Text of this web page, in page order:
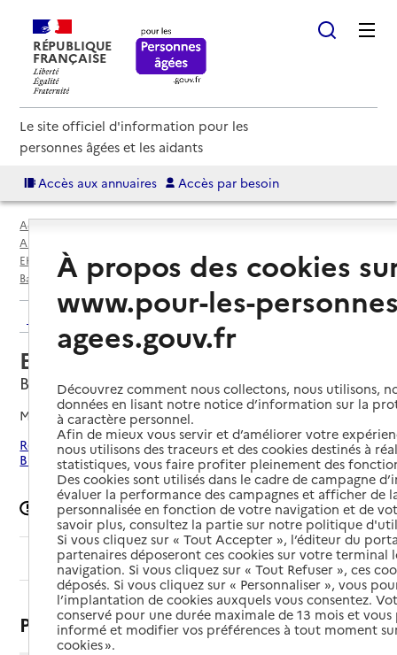
RÉPUBLIQUE
FRANÇAISE
Le site officiel d'information pour les
personnes âgées et les aidants
Accès aux annuaires Accès par besoin
Accueil
Espace annuaire
Annuaire EHPAD et maisons de retraite
EHPAD par département
Hautes-Pyrénées (65)
Bagnères-de-Bigorre
EHPAD Saint-Fray
Retour aux résultats de l'annuaire
EHPAD Saint-Fray
Bagnères-de-Bigorre, HAUTES-PYRENEES
Mis à jour le05/05/2026
Rechercher les établissements autour de Bagnères-de-
Bigorre
Signaler une erreur
Sommaire
Présentation
À propos des cookies
www.pour-les-
agees.gouv.fr
Découvrez comment nous collectons, nous utilisons,
données en lisant notre notice d’information sur la
à caractère personnel.
Afin de mieux vous servir et d’améliorer votre
nous utilisons des traceurs et des cookies destinés à
statistiques, vous faire profiter pleinement des
Des cookies sont utilisés dans le cadre de campagne
évaluer la performance des campagnes et afficher de
personnalisée en fonction de votre navigation et de
savoir plus, consultez la partie sur notre politique
Si vous cliquez sur « Tout Accepter », l’éditeur du
partenaires déposeront ces cookies sur votre terminal
navigation. Si vous cliquez sur « Tout Refuser », ces
déposés. Si vous cliquez sur « Personnaliser », vous
l’implantation de cookies auxquels vous consentez.
conservé pour une durée maximale de 13 mois et
informé et modifier vos préférences à tout moment
cookies ».